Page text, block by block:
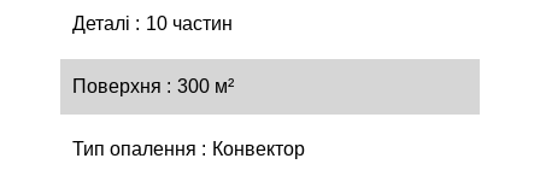
Деталі 10 частин
Поверхня 300 м²
Тип опалення Конвектор